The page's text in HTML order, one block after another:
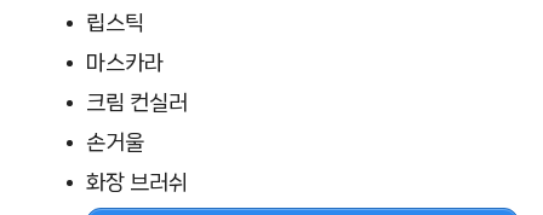
립스틱
마스카라
크림 컨실러
손거울
화장 브러쉬